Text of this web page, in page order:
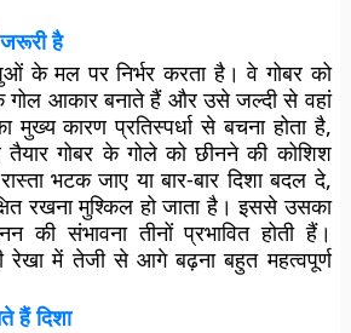
जरूरी है
के मल पर निर्भर करता है। वे गोबर को
आकार बनाते हैं और उसे जल्दी से वहां
कारण प्रतिस्पर्धा से बचना होता है,
गोबर के गोले को छीनने की कोशिश
भटक जाए या बार-बार दिशा बदल दे,
रखना मुश्किल हो जाता है। इससे उसका
संभावना तीनों प्रभावित होती हैं।
रेखा में तेजी से आगे बढ़ना बहुत महत्वपूर्ण
हैं दिशा